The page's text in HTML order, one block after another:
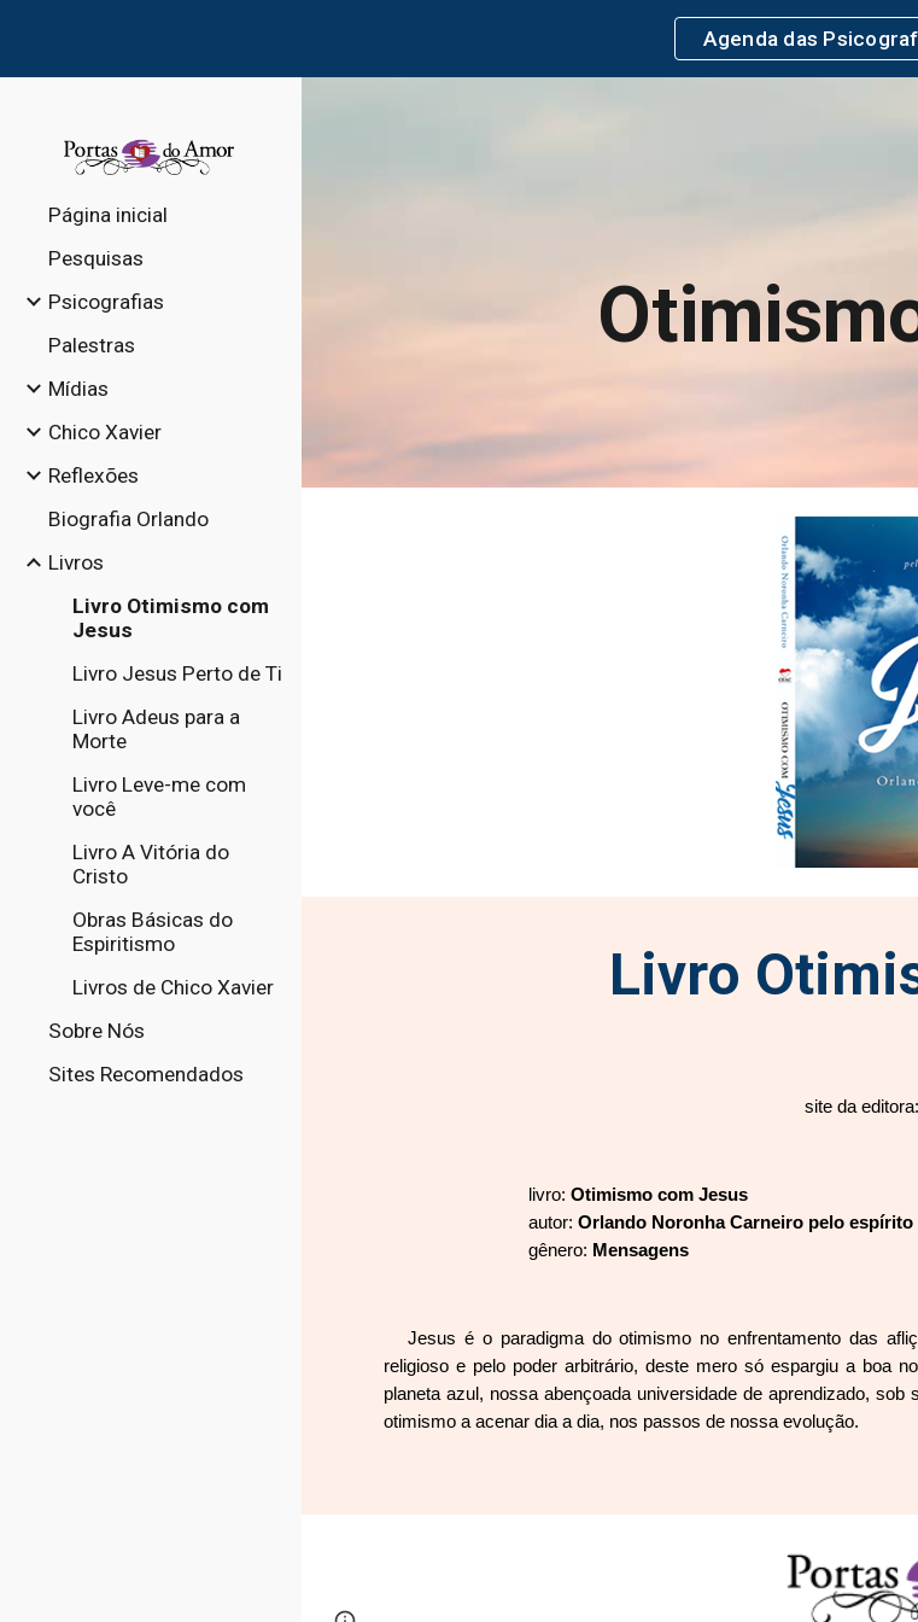
Agenda das
Página inicial
Pesquisas
Psicografias
Palestras
Mídias
Chico Xavier
Reflexões
Biografia Orlando
Livros
Livro Otimismo com
Jesus
Livro Jesus Perto de Ti
Livro Adeus para a
Morte
Livro Leve-me com
você
Livro A Vitória do
Cristo
Obras Básicas do
Espiritismo
Livros de Chico Xavier
Sobre Nós
Sites Recomendados
Livro
site da editora:
livro:Otimismo com Jesus
autor:Orlando Noronha Carneiro pelo espírito
gênero: Mensagens
Jesus é o paradigma do otimismo no enfrentamento das
religioso e pelo poder arbitrário, deste mero só espargiu a boa
planeta azul, nossa abençoada universidade de aprendizado,
otimismo a acenar dia a dia, nos passos de nossa evolução.